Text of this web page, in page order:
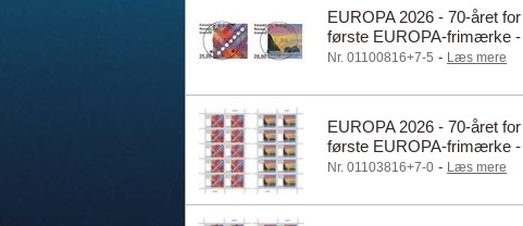
EUROPA 2026 - 70-året for
første EUROPA-frimærke -
Centralt dagstemplet - Sæt
Nr. 01100816+7-5 - Læs mere
EUROPA 2026 - 70-året for
første EUROPA-frimærke -
Postfrisk - Helark
Nr. 01103816+7-0 - Læs mere